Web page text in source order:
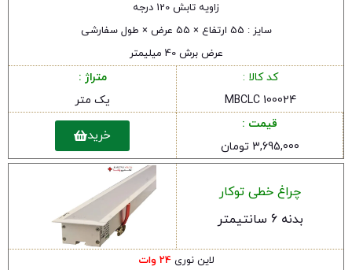
زاویه تابش 120 درجه
سایز : 55 ارتفاع × 55 عرض × طول سفارشی
عرض برش 40 میلیمتر
کد کالا :
MBCLC 100024
متراژ :
یک متر
قیمت :
3,695,000 تومان
خرید
چراغ خطی توکار
بدنه 6 سانتیمتر
لاین نوری24 وات